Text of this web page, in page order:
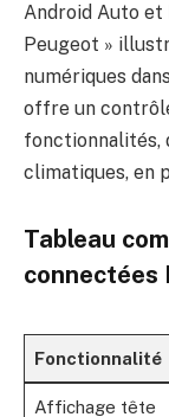
Android Auto et
Peugeot »
numériques
offre un
fonctionnalités,
climatiques, en
Tableau
connectées
Fonctionnalité
Affichage tête